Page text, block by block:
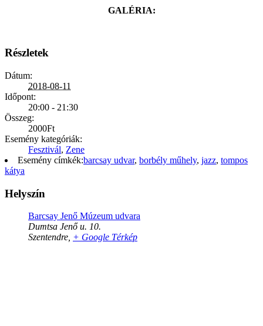
GALÉRIA:
Részletek
Dátum:
2018-08-11
Időpont:
20:00 - 21:30
Összeg:
2000Ft
Esemény kategóriák:
Fesztivál, Zene
Esemény címkék:barcsay udvar, borbély műhely, jazz, tompos
kátya
Helyszín
Barcsay Jenő Múzeum udvara
Dumtsa Jenő u. 10.
Szentendre, + Google Térkép